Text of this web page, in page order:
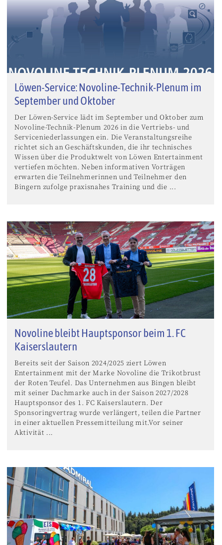
Löwen-Service: Novoline-Technik-Plenum im
September und Oktober
Der Löwen-Service lädt im September und Oktober zum
Novoline-Technik-Plenum 2026 in die Vertriebs- und
Serviceniederlassungen ein. Die Veranstaltungsreihe
richtet sich an Geschäftskunden, die ihr technisches
Wissen über die Produktwelt von Löwen Entertainment
vertiefen möchten. Neben informativen Vorträgen
erwarten die Teilnehmerinnen und Teilnehmer den
Bingern zufolge praxisnahes Training und die ...
Novoline bleibt Hauptsponsor beim 1. FC
Kaiserslautern
Bereits seit der Saison 2024/2025 ziert Löwen
Entertainment mit der Marke Novoline die Trikotbrust
der Roten Teufel. Das Unternehmen aus Bingen bleibt
mit seiner Dachmarke auch in der Saison 2027/2028
Hauptsponsor des 1. FC Kaiserslautern. Der
Sponsoringvertrag wurde verlängert, teilen die Partner
in einer aktuellen Pressemitteilung mit.Vor seiner
Aktivität ...